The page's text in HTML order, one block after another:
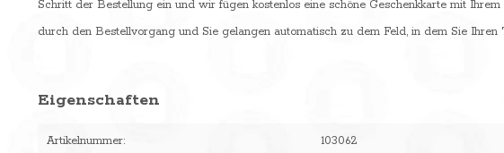
Schritt der Bestellung ein und wir fügen kostenlos eine schöne Geschenkkarte mit
durch den Bestellvorgang und Sie gelangen automatisch zu dem Feld, in dem Sie Ihren
Eigenschaften
Artikelnummer: 103062